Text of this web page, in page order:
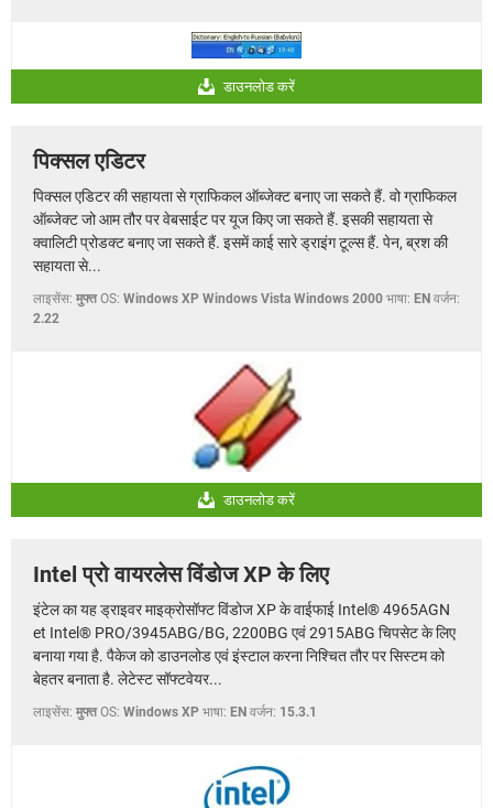
डाउनलोड करें
पिक्सल एडिटर
पिक्सल एडिटर की सहायता से ग्राफिकल ऑब्जेक्ट बनाए जा सकते हैं. वो ग्राफिकल
ऑब्जेक्ट जो आम तौर पर वेबसाईट पर यूज किए जा सकते हैं. इसकी सहायता से
क्वालिटी प्रोडक्ट बनाए जा सकते हैं. इसमें काई सारे ड्राइंग टूल्स हैं. पेन, ब्रश की
सहायता से...
लाइसेंस: मुफ्त OS: Windows XP Windows Vista Windows 2000 भाषा: EN वर्जन:
2.22
डाउनलोड करें
Intel प्रो वायरलेस विंडोज XP के लिए
इंटेल का यह ड्राइवर माइक्रोसॉफ्ट विंडोज XP के वाईफाई Intel® 4965AGN
et Intel® PRO/3945ABG/BG, 2200BG एवं 2915ABG चिपसेट के लिए
बनाया गया है. पैकेज को डाउनलोड एवं इंस्टाल करना निश्चित तौर पर सिस्टम को
बेहतर बनाता है. लेटेस्ट सॉफ्टवेयर...
लाइसेंस: मुफ्त OS: Windows XP भाषा: EN वर्जन: 15.3.1